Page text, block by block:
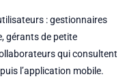
: gestionnaires
gérants de petite
qui consultent
l’application mobile.